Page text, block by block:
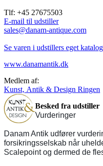
Tlf: +45 27675503
E-mail til udstiller
sales@danam-antique.com
Se varen i udstillers eget katalog
www.danamantik.dk
Medlem af:
Kunst, Antik & Design Ringen
Besked fra udstiller
Vurderinger
Danam Antik udfører
forsikringsselskab når
Scalepoint og dermed de